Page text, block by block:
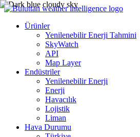
Ürünler
Yenilenebilir Enerji Tahmini
SkyWatch
API
Map Layer
Endüstriler
Yenilenebilir Enerji
Enerji
Havacılık
Lojistik
Liman
Hava Durumu